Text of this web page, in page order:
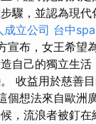
驟，並認為現代
成立公司 台中spa
宣布，女王希望
自己的獨立生活
收益用於慈善
個想法來自歐洲
，流浪者被釘在